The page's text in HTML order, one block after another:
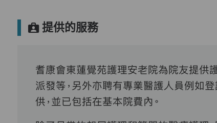
提供的服務
耆康會東蓮覺苑護理安老院為院友提供
派發等，另外亦聘有專業醫護人員例如
供，並已包括在基本院費內。